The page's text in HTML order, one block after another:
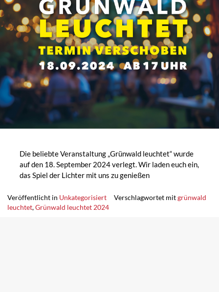
Die beliebte Veranstaltung „Grünwald leuchtet“ wurde
auf den 18. September 2024 verlegt. Wir laden euch ein,
das Spiel der Lichter mit uns zu genießen
Veröffentlicht in Unkategorisiert Verschlagwortet mitgrünwald
leuchtet,Grünwald leuchtet 2024